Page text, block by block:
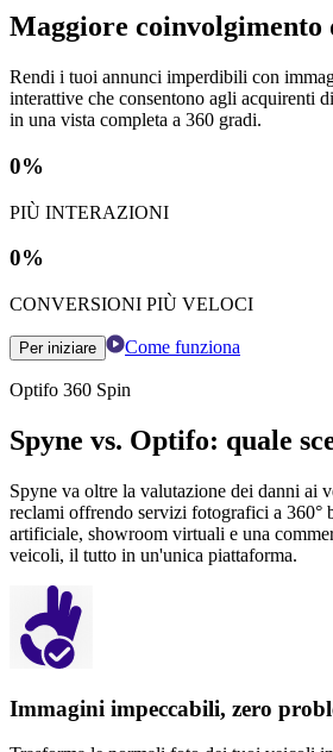
Maggiore coinvolgimento
Rendi i tuoi annunci imperdibili con
interattive che consentono agli acquirenti
in una vista completa a 360 gradi.
0%
PIÙ INTERAZIONI
0%
CONVERSIONI PIÙ VELOCI
Per iniziare Come funziona
Optifo 360 Spin
Spyne vs. Optifo: quale
Spyne va oltre la valutazione dei danni ai
reclami offrendo servizi fotografici a 360°
artificiale, showroom virtuali e una
veicoli, il tutto in un'unica piattaforma.
Immagini impeccabili, zero